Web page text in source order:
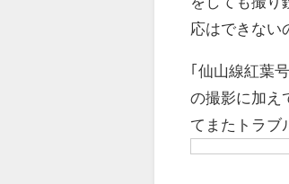
応はできない
｢仙山線紅葉
の撮影に加え
てまたトラブ